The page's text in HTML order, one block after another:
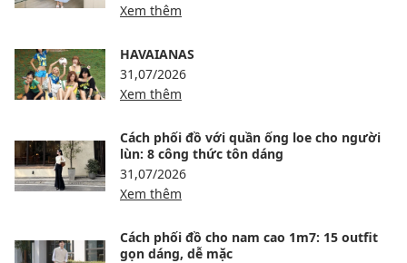
Xem thêm
HAVAIANAS
31,07/2026
Xem thêm
Cách phối đồ với quần ống loe cho người
lùn: 8 công thức tôn dáng
31,07/2026
Xem thêm
Cách phối đồ cho nam cao 1m7: 15 outfit
gọn dáng, dễ mặc